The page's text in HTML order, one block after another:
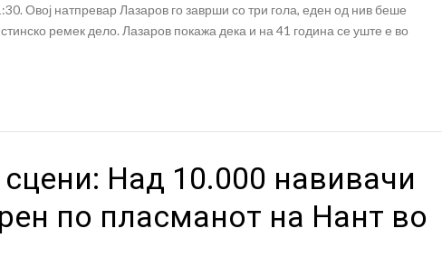
Овој натпревар Лазаров го заврши со три гола, еден од нив беше
ремек дело. Лазаров покажа дека и на 41 година се уште е во
сцени: Над 10.000 навивачи
по пласманот на Нант во